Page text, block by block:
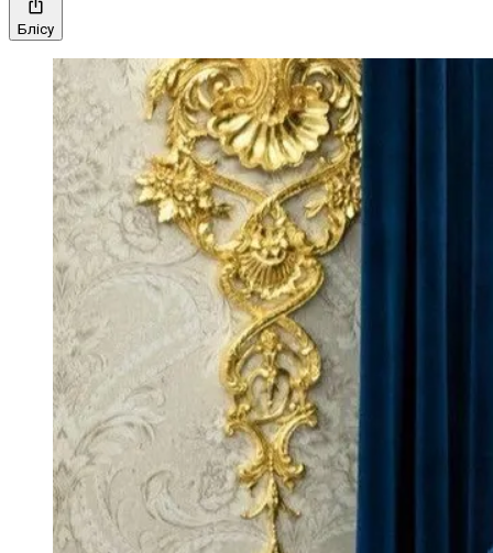
Бөлісу